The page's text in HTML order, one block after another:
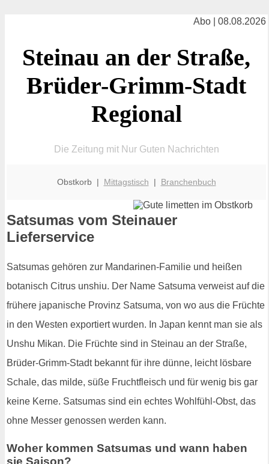
Abo | 08.08.2026
Steinau an der Straße,
Brüder-Grimm-Stadt
Regional
Die Zeitung mit Nur Guten Nachrichten
Obstkorb | Mittagstisch | Branchenbuch
Satsumas vom Steinauer
Lieferservice
Satsumas gehören zur Mandarinen-Familie und heißen
botanisch Citrus unshiu. Der Name Satsuma verweist auf die
frühere japanische Provinz Satsuma, von wo aus die Früchte
in den Westen exportiert wurden. In Japan kennt man sie als
Unshu Mikan. Die Früchte sind in Steinau an der Straße,
Brüder-Grimm-Stadt bekannt für ihre dünne, leicht lösbare
Schale, das milde, süße Fruchtfleisch und für wenig bis gar
keine Kerne. Satsumas sind ein echtes Wohlfühl-Obst, das
ohne Messer genossen werden kann.
Woher kommen Satsumas und wann haben
sie Saison?